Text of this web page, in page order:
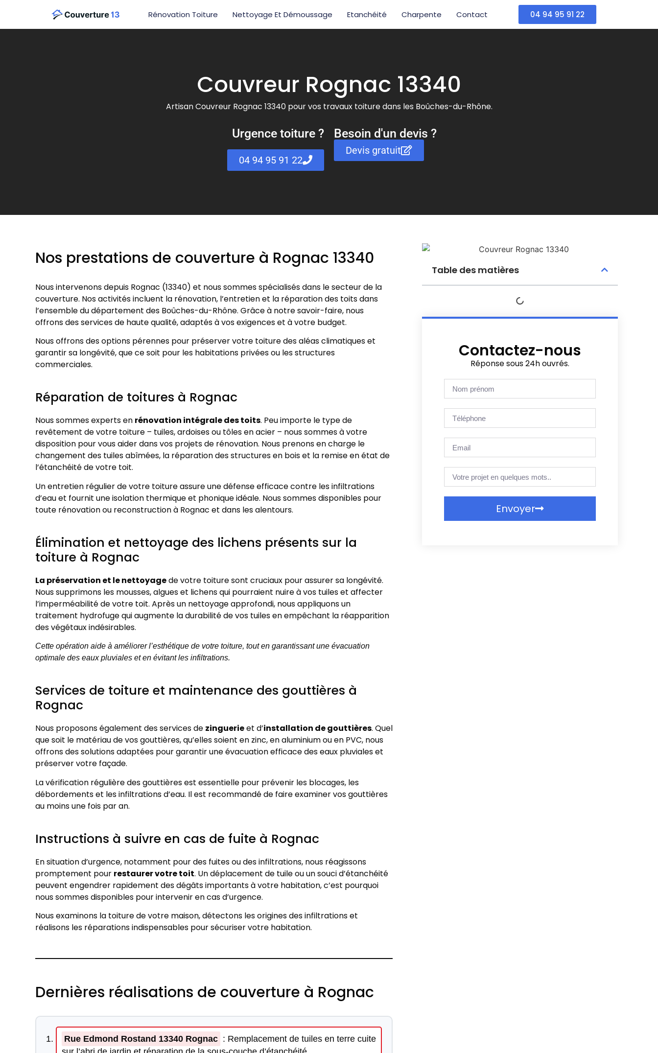
Rénovation Toiture Nettoyage Et Démoussage Etanchéité Charpente Contact 04 94 95 91 22
Couvreur Rognac 13340
Artisan Couvreur Rognac 13340 pour vos travaux toiture dans les Boûches-du-Rhône.
Urgence toiture ?
04 94 95 91 22
Besoin d'un devis ?
Devis gratuit
Nos prestations de couverture à Rognac 13340
Nous intervenons depuis Rognac (13340) et nous sommes spécialisés dans le secteur de la
couverture. Nos activités incluent la rénovation, l’entretien et la réparation des toits dans
l’ensemble du département des Boûches-du-Rhône. Grâce à notre savoir-faire, nous
offrons des services de haute qualité, adaptés à vos exigences et à votre budget.
Nous offrons des options pérennes pour préserver votre toiture des aléas climatiques et
garantir sa longévité, que ce soit pour les habitations privées ou les structures
commerciales.
Réparation de toitures à Rognac
Nous sommes experts en rénovation intégrale des toits. Peu importe le type de
revêtement de votre toiture – tuiles, ardoises ou tôles en acier – nous sommes à votre
disposition pour vous aider dans vos projets de rénovation. Nous prenons en charge le
changement des tuiles abîmées, la réparation des structures en bois et la remise en état de
l’étanchéité de votre toit.
Un entretien régulier de votre toiture assure une défense efficace contre les infiltrations
d’eau et fournit une isolation thermique et phonique idéale. Nous sommes disponibles pour
toute rénovation ou reconstruction à Rognac et dans les alentours.
Élimination et nettoyage des lichens présents sur la
toiture à Rognac
La préservation et le nettoyagede votre toiture sont cruciaux pour assurer sa longévité.
Nous supprimons les mousses, algues et lichens qui pourraient nuire à vos tuiles et affecter
l’imperméabilité de votre toit. Après un nettoyage approfondi, nous appliquons un
traitement hydrofuge qui augmente la durabilité de vos tuiles en empêchant la réapparition
des végétaux indésirables.
Cette opération aide à améliorer l’esthétique de votre toiture, tout en garantissant une évacuation
optimale des eaux pluviales et en évitant les infiltrations.
Services de toiture et maintenance des gouttières à
Rognac
Nous proposons également des services de zinguerieet d’installation de gouttières. Quel
que soit le matériau de vos gouttières, qu’elles soient en zinc, en aluminium ou en PVC, nous
offrons des solutions adaptées pour garantir une évacuation efficace des eaux pluviales et
préserver votre façade.
La vérification régulière des gouttières est essentielle pour prévenir les blocages, les
débordements et les infiltrations d’eau. Il est recommandé de faire examiner vos gouttières
au moins une fois par an.
Instructions à suivre en cas de fuite à Rognac
En situation d’urgence, notamment pour des fuites ou des infiltrations, nous réagissons
promptement pour restaurer votre toit. Un déplacement de tuile ou un souci d’étanchéité
peuvent engendrer rapidement des dégâts importants à votre habitation, c’est pourquoi
nous sommes disponibles pour intervenir en cas d’urgence.
Nous examinons la toiture de votre maison, détectons les origines des infiltrations et
réalisons les réparations indispensables pour sécuriser votre habitation.
Dernières réalisations de couverture à Rognac
Rue Edmond Rostand 13340 Rognac : Remplacement de tuiles en terre cuite
Table des matières
Contactez-nous
Réponse sous 24h ouvrés.
Envoyer